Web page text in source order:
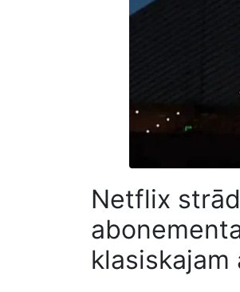
Netflix
klasiskajam